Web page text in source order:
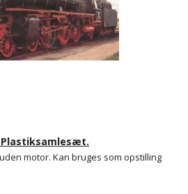
Plastiksamlesæt.
motor. Kan bruges som opstilling